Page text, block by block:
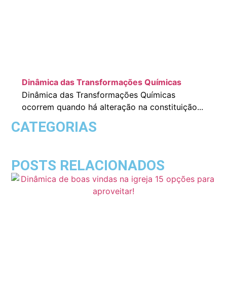
Dinâmica das Transformações Químicas
Dinâmica das Transformações Químicas
ocorrem quando há alteração na constituição...
CATEGORIAS
POSTS RELACIONADOS